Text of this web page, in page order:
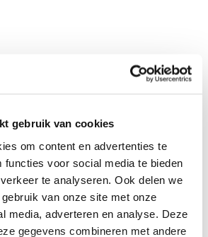
gebruik van cookies
om content en advertenties te
functies voor social media te bieden
te analyseren. Ook delen we
van onze site met onze
media, adverteren en analyse. Deze
gegevens combineren met andere